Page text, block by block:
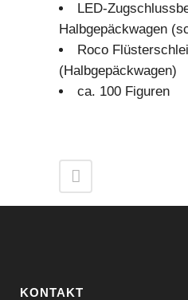
LED-
Halbgepäckwagen
Roco
(Halbgepäckwagen)
ca. 100 Figuren
KONTAKT